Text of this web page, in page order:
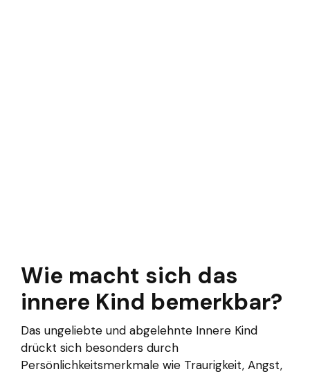
Wie macht sich das
innere Kind bemerkbar?
Das ungeliebte und abgelehnte Innere Kind
drückt sich besonders durch
Persönlichkeitsmerkmale wie Traurigkeit, Angst,